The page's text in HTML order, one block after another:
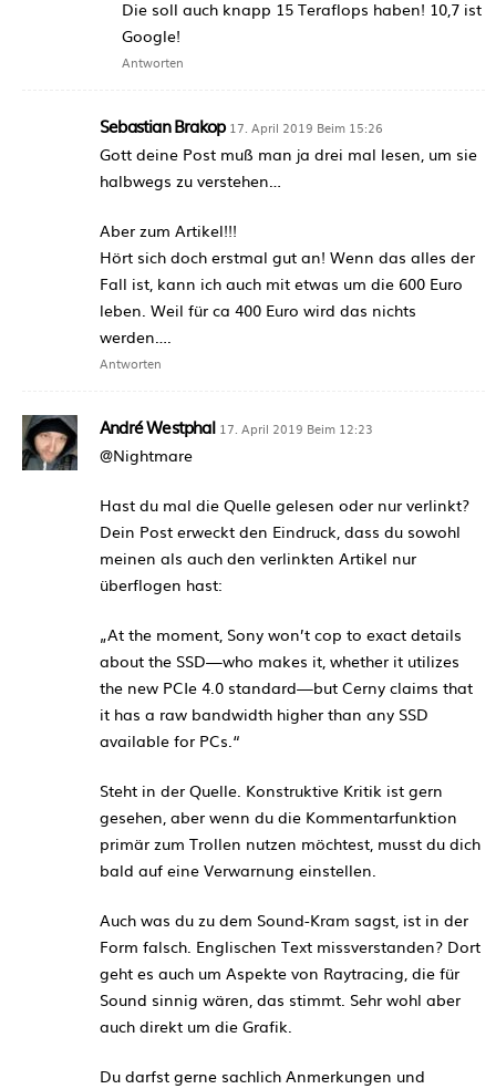
Die soll auch knapp 15 Teraflops haben! 10,7 ist
Google!
Antworten
Sebastian Brakop 17. April 2019 Beim 15:26
Gott deine Post muß man ja drei mal lesen, um sie
halbwegs zu verstehen…
Aber zum Artikel!!!
Hört sich doch erstmal gut an! Wenn das alles der
Fall ist, kann ich auch mit etwas um die 600 Euro
leben. Weil für ca 400 Euro wird das nichts
werden….
Antworten
André Westphal 17. April 2019 Beim 12:23
@Nightmare
Hast du mal die Quelle gelesen oder nur verlinkt?
Dein Post erweckt den Eindruck, dass du sowohl
meinen als auch den verlinkten Artikel nur
überflogen hast:
„At the moment, Sony won’t cop to exact details
about the SSD—who makes it, whether it utilizes
the new PCIe 4.0 standard—but Cerny claims that
it has a raw bandwidth higher than any SSD
available for PCs.“
Steht in der Quelle. Konstruktive Kritik ist gern
gesehen, aber wenn du die Kommentarfunktion
primär zum Trollen nutzen möchtest, musst du dich
bald auf eine Verwarnung einstellen.
Auch was du zu dem Sound-Kram sagst, ist in der
Form falsch. Englischen Text missverstanden? Dort
geht es auch um Aspekte von Raytracing, die für
Sound sinnig wären, das stimmt. Sehr wohl aber
auch direkt um die Grafik.
Du darfst gerne sachlich Anmerkungen und